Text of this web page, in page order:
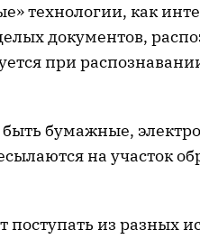
технологии, как
документов,
при
бумажные,
на участок
из разных